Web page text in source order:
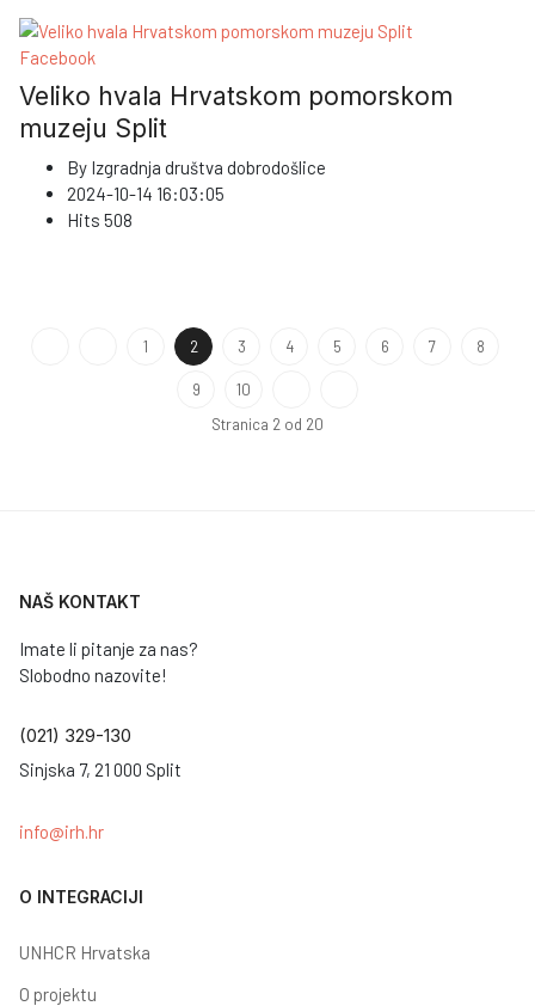
Facebook
Veliko hvala Hrvatskom pomorskom
muzeju Split
By Izgradnja društva dobrodošlice
2024-10-14 16:03:05
Hits 508
1 2 3 4 5 6 7 8
9
10
Stranica 2 od 20
NAŠ KONTAKT
Imate li pitanje za nas?
Slobodno nazovite!
(021) 329-130
Sinjska 7, 21 000 Split
info@irh.hr
O INTEGRACIJI
UNHCR Hrvatska
O projektu